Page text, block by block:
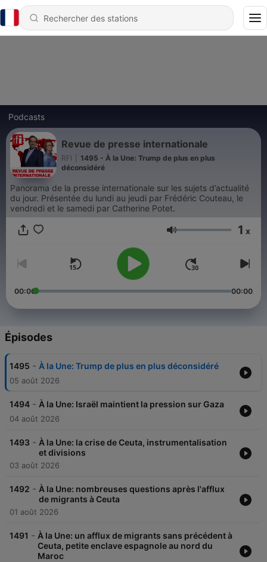
Podcasts
Revue de presse internationale
RFI
1495 - À la Une: Trump de plus en plus
déconsidéré
Panorama de la presse internationale sur les sujets d’actualité
du jour. Présentée du lundi au jeudi par Frédéric Couteau, le
vendredi et le samedi par Catherine Potet.
Volume 1 x
00:00 00:00
Épisodes
1495 - À la Une: Trump de plus en plus déconsidéré
05 août 2026
1494 - À la Une: Israël maintient la pression sur Gaza
04 août 2026
1493 - À la Une: la crise de Ceuta, instrumentalisation
et divisions
03 août 2026
1492 - À la Une: nombreuses questions après l'afflux
de migrants à Ceuta
01 août 2026
1491 - À la Une: un afflux de migrants sans précédent à
Ceuta, petite enclave espagnole au nord du
Maroc